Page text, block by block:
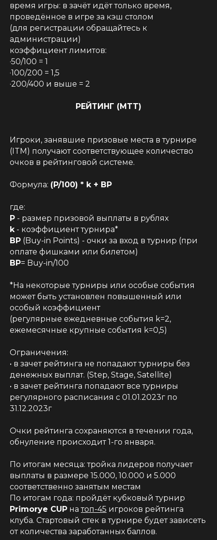
время игры: в зачёт идёт только время,
проведённое в игре за кэш столом
(для регистрации обращайтесь к
администрации)
коэффициент лимитов:
·50/100 = 1
·100/200 = 1,5
·200/400 и выше = 2
РЕЙТИНГ (MTT)
Игроки, занявшие призовые места в турнире
(ITM) получают соответствующее количество
очков в рейтинговой системе.
Формула: (P/100) * k + BP
где:
P - размер призовой выплаты в рублях
k- коэффициент турнира*
BP (Buy-in Points) - очки за вход в турнир (при
оплате фишками или билетом)
BP= Buy-in/100
*На некоторые турниры или особые события
может быть установлен повышенный или
особый коэффициент
(регулярные ежедневные события k=2,
ежемесячные крупные события k=0,5)
Ограничения:
• в зачет рейтинга не попадают турниры без
денежных выплат. (Step, Stage, Satellite)
• в зачет рейтинга попадают все турниры
регулярного расписания с 01.01.2023г по
31.12.2023г
Очки рейтинга сохраняются в течении года,
обнуление происходит 1-го января.
По итогам месяца: тройка лидеров получает
выплаты в размере 15.000, 10.000 и 5.000
соответственно занятым местам
По итогам года: пройдёт кубковый турнир
Primorye CUP натоп-45 игроков рейтинга
клуба. Стартовый стек в турнире будет зависеть
от количества заработанных баллов.